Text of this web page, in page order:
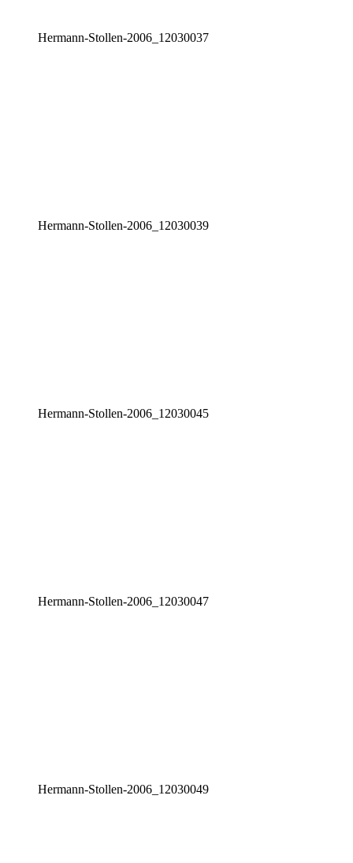
Her­mann-Stol­len-2006_12030037
Her­mann-Stol­len-2006_12030039
Her­mann-Stol­len-2006_12030045
Her­mann-Stol­len-2006_12030047
Her­mann-Stol­len-2006_12030049